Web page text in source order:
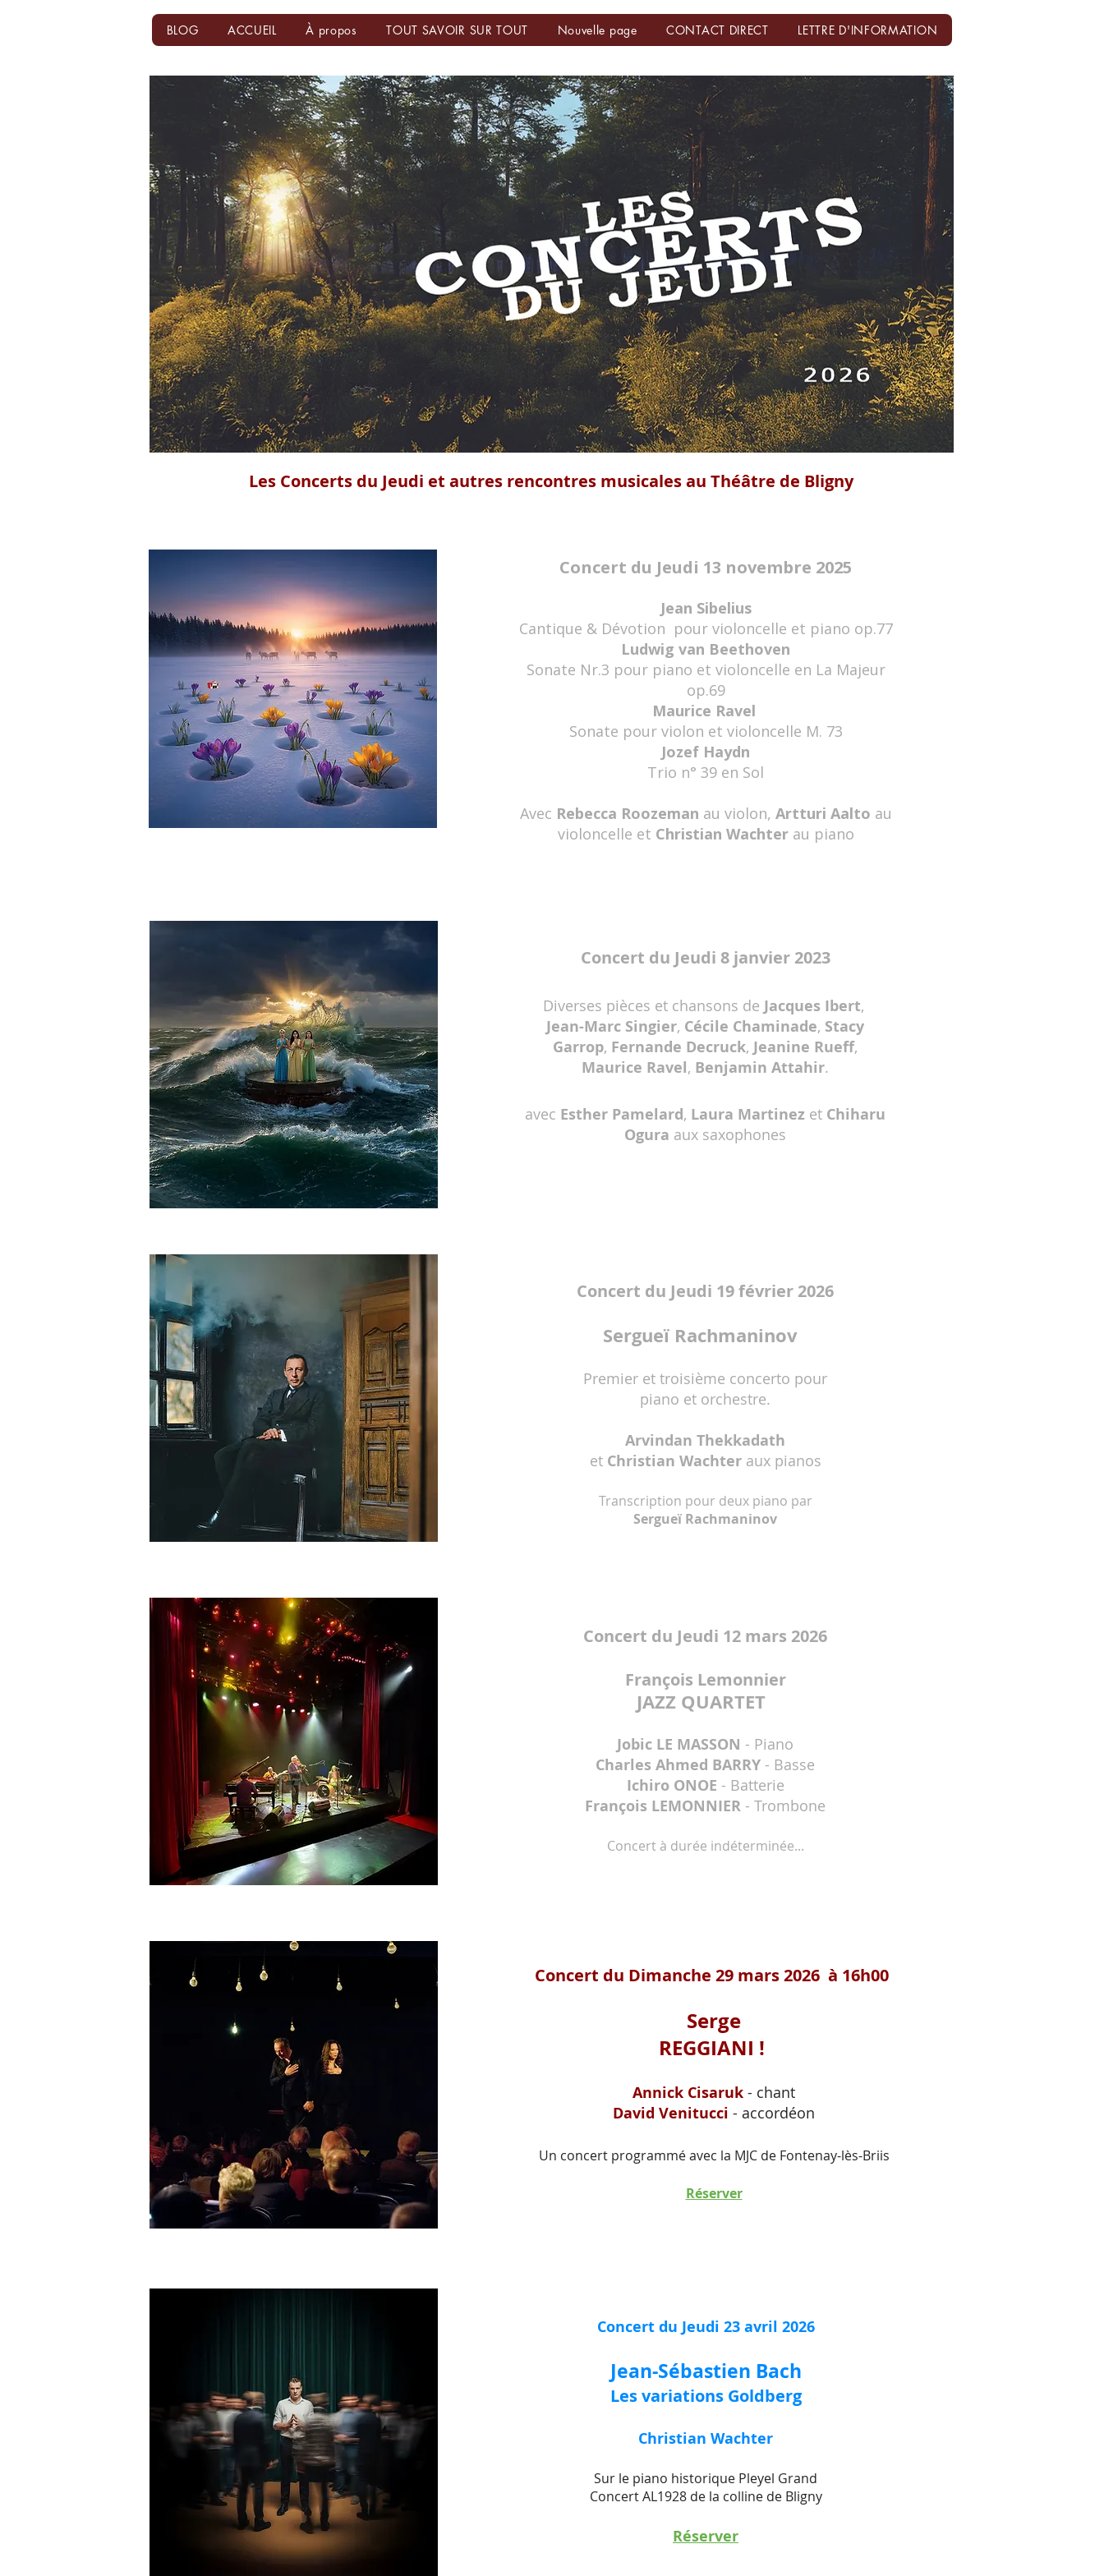
BLOG ACCUEIL À propos TOUT SAVOIR SUR TOUT Nouvelle page CONTACT DIRECT LETTRE D'INFORMATION
Les Concerts du Jeudi et autres rencontres musicales au Théâtre de Bligny
Concert du Jeudi 13 novembre 2025
Jean Sibelius
Cantique & Dévotion pour violoncelle et piano op.77
Ludwig van Beethoven
Sonate Nr.3 pour piano et violoncelle en La Majeur
op.69
Maurice Ravel
Sonate pour violon et violoncelle M. 73
Jozef Haydn
Trio n° 39 en Sol
Avec Rebecca Roozeman au violon, Artturi Aalto au
violoncelle et Christian Wachterau piano
Concert du Jeudi 8 janvier 2023
Diverses pièces et chansons de Jacques Ibert,
Jean-Marc Singier, Cécile Chaminade, Stacy
Garrop, Fernande Decruck, Jeanine Rueff,
Maurice Ravel, Benjamin Attahir.
avec Esther Pamelard, Laura Martinez et Chiharu
Ogura aux saxophones
Concert du Jeudi 19 février 2026
Sergueï Rachmaninov
Premier et troisième concerto pour
piano et orchestre.
Arvindan Thekkadath
et Christian Wachteraux pianos
Transcription pour deux piano par
Sergueï Rachmaninov
Concert du Jeudi 12 mars 2026
François Lemonnier
JAZZ QUARTET
Jobic LE MASSON - Piano
Charles Ahmed BARRY - Basse
Ichiro ONOE - Batterie
François LEMONNIER - Trombone
Concert à durée indéterminée...
Concert du Dimanche 29 mars 2026 à 16h00
Serge
REGGIANI !
Annick Cisaruk - chant
David Venitucci - accordéon
Un concert programmé avec la MJC de Fontenay-lès-Briis
Réserver
Concert du Jeudi 23 avril 2026
Jean-Sébastien Bach
Les variations Goldberg
Christian Wachter
Sur le piano historique Pleyel Grand
Concert AL1928 de la colline de Bligny
Réserver